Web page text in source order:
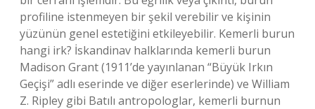
profiline istenmeyen bir şekil verebilir ve kişinin
yüzünün genel estetiğini etkileyebilir. Kemerli burun
hangi irk? İskandinav halklarında kemerli burun
Madison Grant (1911’de yayınlanan “Büyük Irkın
Geçişi” adlı eserinde ve diğer eserlerinde) ve William
Z. Ripley gibi Batılı antropologlar, kemerli burnun